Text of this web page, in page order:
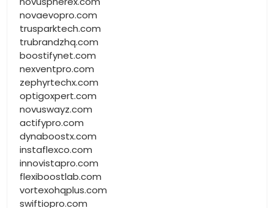
novaevopro.com
trusparktech.com
trubrandzhq.com
boostifynet.com
nexventpro.com
zephyrtechx.com
optigoxpert.com
novuswayz.com
actifypro.com
dynaboostx.com
instaflexco.com
innovistapro.com
flexiboostlab.com
vortexohqplus.com
swiftiopro.com